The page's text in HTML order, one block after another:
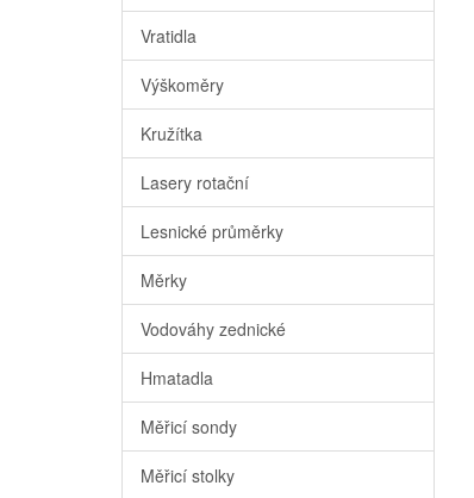
Vratidla
Výškoměry
Kružítka
Lasery rotační
Lesnické průměrky
Měrky
Vodováhy zednické
Hmatadla
Měřicí sondy
Měřicí stolky